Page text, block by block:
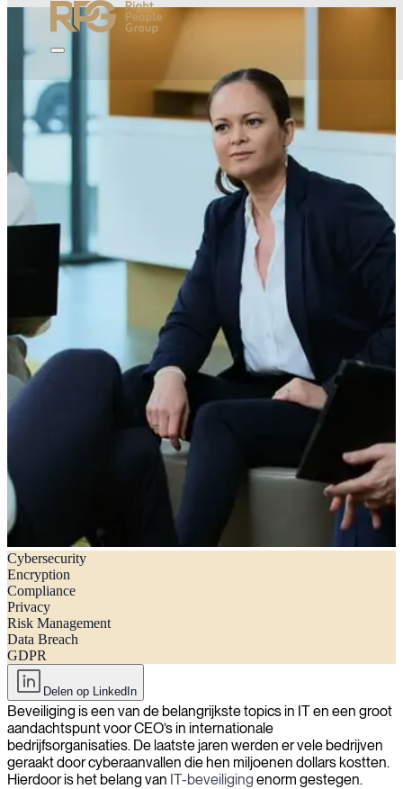
Wat is IT-beveiliging, databescherming GDPR?
Cybersecurity
Encryption
Compliance
Privacy
Risk Management
Data Breach
GDPR
Delen op LinkedIn
Beveiliging is een van de belangrijkste topics in IT en een groot
aandachtspunt voor CEO’s in internationale
bedrijfsorganisaties. De laatste jaren werden er vele bedrijven
geraakt door cyberaanvallen die hen miljoenen dollars kostten.
Hierdoor is het belang van IT-beveiliging enorm gestegen.